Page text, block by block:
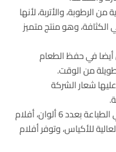
الرطوبة، والأتربة، لأنها
وهو منتج متميز
في حفظ الطعام
من الوقت.
شعار الشركة
القدرة الإنتاجية لهذه الأكياس هي الطباعة بعدد 6 ألوان، أفلام
للأكياس، وتوفر أفلام